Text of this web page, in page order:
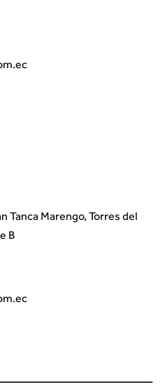
Tanca Marengo, Torres del
B